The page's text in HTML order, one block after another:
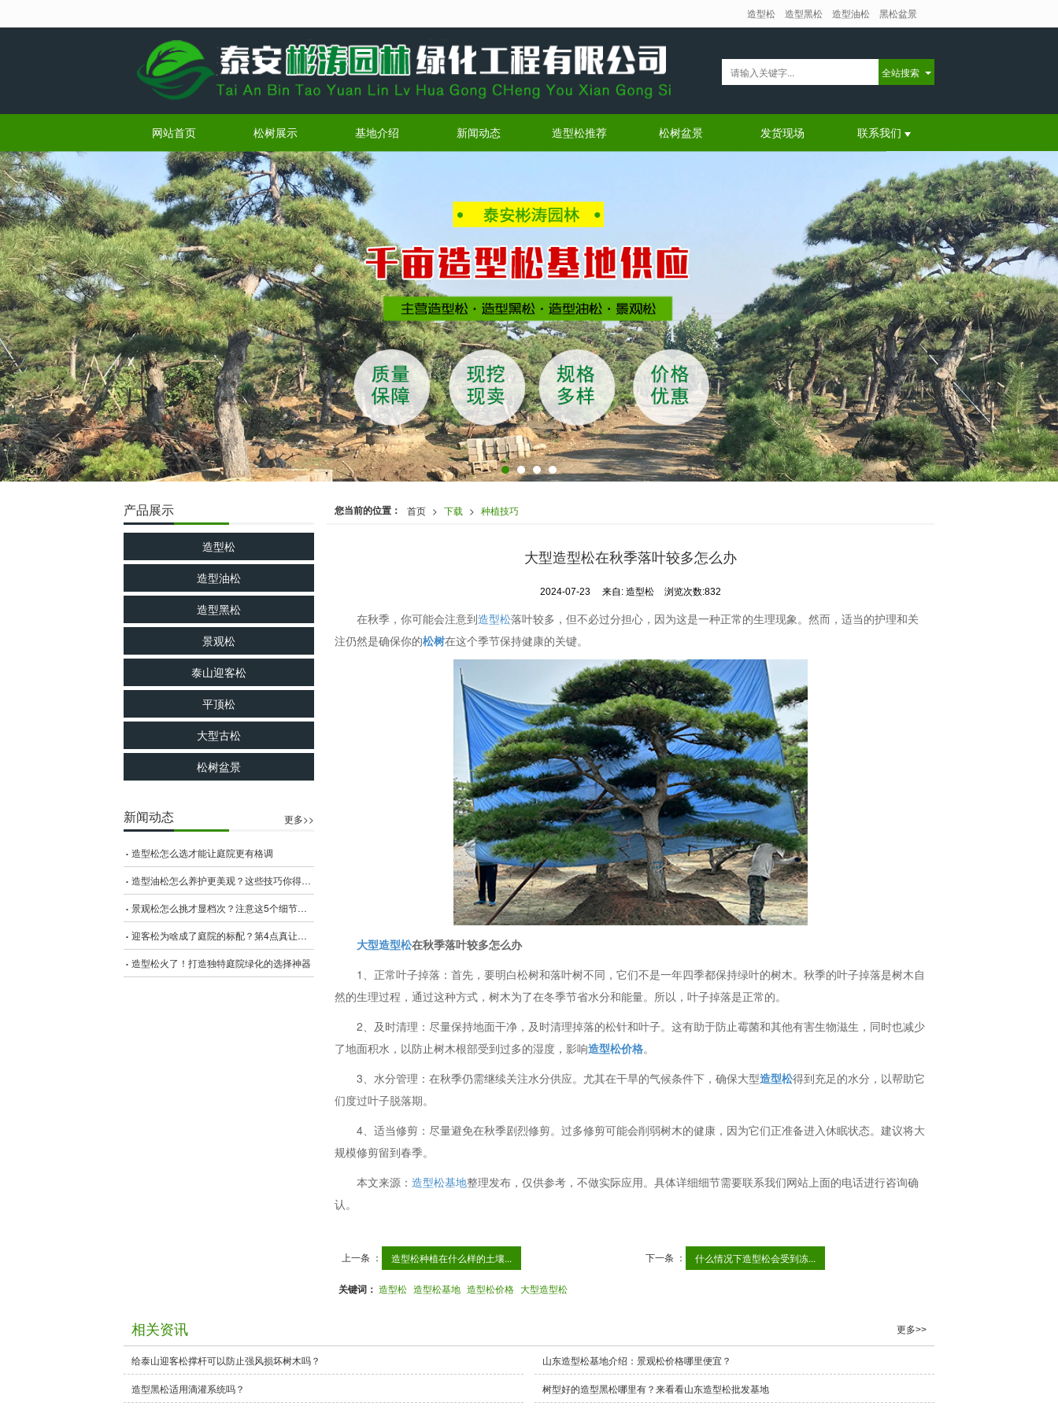
造型松 造型黑松 造型油松 黑松盆景
全站搜索
网站首页 松树展示 基地介绍 新闻动态 造型松推荐 松树盆景 发货现场 联系我们
您当前的位置： 首页 > 下载 > 种植技巧
大型造型松在秋季落叶较多怎么办
2024-07-23 来自: 造型松 浏览次数:832
在秋季，你可能会注意到造型松落叶较多，但不必过分担心，因为这是一种正常的生理现象。然而，适当的护理和关
注仍然是确保你的松树在这个季节保持健康的关键。
大型造型松在秋季落叶较多怎么办
1、正常叶子掉落：首先，要明白松树和落叶树不同，它们不是一年四季都保持绿叶的树木。秋季的叶子掉落是树木自
然的生理过程，通过这种方式，树木为了在冬季节省水分和能量。所以，叶子掉落是正常的。
2、及时清理：尽量保持地面干净，及时清理掉落的松针和叶子。这有助于防止霉菌和其他有害生物滋生，同时也减少
了地面积水，以防止树木根部受到过多的湿度，影响造型松价格。
3、水分管理：在秋季仍需继续关注水分供应。尤其在干旱的气候条件下，确保大型造型松得到充足的水分，以帮助它
们度过叶子脱落期。
4、适当修剪：尽量避免在秋季剧烈修剪。过多修剪可能会削弱树木的健康，因为它们正准备进入休眠状态。建议将大
规模修剪留到春季。
本文来源： 造型松基地整理发布，仅供参考，不做实际应用。具体详细细节需要联系我们网站上面的电话进行咨询确
认。
上一条 ： 造型松种植在什么样的土壤... 下一条 ： 什么情况下造型松会受到冻...
关键词： 造型松 造型松基地 造型松价格 大型造型松
产品展示
造型松
造型油松
造型黑松
景观松
泰山迎客松
平顶松
大型古松
松树盆景
新闻动态 更多>>
造型松怎么选才能让庭院更有格调
造型油松怎么养护更美观？这些技巧你得知道！
景观松怎么挑才显档次？注意这5个细节不翻车
迎客松为啥成了庭院的标配？第4点真让人意外！
造型松火了！打造独特庭院绿化的选择神器
相关资讯 更多>>
给泰山迎客松撑杆可以防止强风损坏树木吗？ 山东造型松基地介绍：景观松价格哪里便宜？
造型黑松适用滴灌系统吗？ 树型好的造型黑松哪里有？来看看山东造型松批发基地